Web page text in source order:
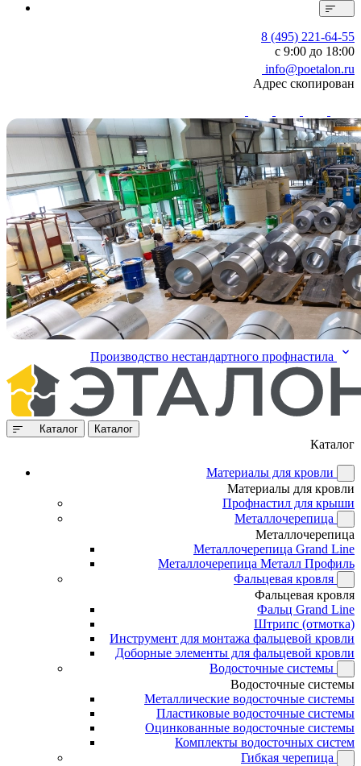
8 (495) 221-64-55
с 9:00 до 18:00
info@poetalon.ru
Адрес скопирован
Производство нестандартного профнастила
Каталог Каталог
Каталог
Материалы для кровли
Материалы для кровли
Профнастил для крыши
Металлочерепица
Металлочерепица
Металлочерепица Grand Line
Металлочерепица Металл Профиль
Фальцевая кровля
Фальцевая кровля
Фальц Grand Line
Штрипс (отмотка)
Инструмент для монтажа фальцевой кровли
Доборные элементы для фальцевой кровли
Водосточные системы
Водосточные системы
Металлические водосточные системы
Пластиковые водосточные системы
Оцинкованные водосточные системы
Комплекты водосточных систем
Гибкая черепица